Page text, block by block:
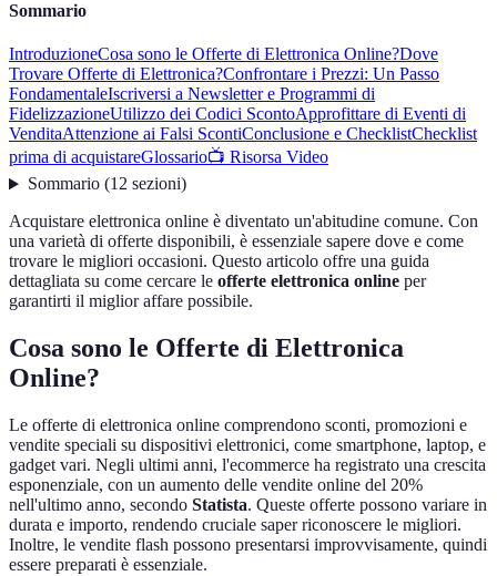
Sommario
IntroduzioneCosa sono le Offerte di Elettronica Online?Dove
Trovare Offerte di Elettronica?Confrontare i Prezzi: Un Passo
FondamentaleIscriversi a Newsletter e Programmi di
FidelizzazioneUtilizzo dei Codici ScontoApprofittare di Eventi di
VenditaAttenzione ai Falsi ScontiConclusione e ChecklistChecklist
prima di acquistareGlossario📺 Risorsa Video
Sommario(12 sezioni)
Acquistare elettronica online è diventato un'abitudine comune. Con
una varietà di offerte disponibili, è essenziale sapere dove e come
trovare le migliori occasioni. Questo articolo offre una guida
dettagliata su come cercare le offerte elettronica online per
garantirti il miglior affare possibile.
Cosa sono le Offerte di Elettronica
Online?
Le offerte di elettronica online comprendono sconti, promozioni e
vendite speciali su dispositivi elettronici, come smartphone, laptop, e
gadget vari. Negli ultimi anni, l'ecommerce ha registrato una crescita
esponenziale, con un aumento delle vendite online del 20%
nell'ultimo anno, secondo Statista. Queste offerte possono variare in
durata e importo, rendendo cruciale saper riconoscere le migliori.
Inoltre, le vendite flash possono presentarsi improvvisamente, quindi
essere preparati è essenziale.